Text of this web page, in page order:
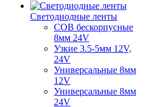
Светодиодные ленты
COB бескорпусные
8мм 24V
Узкие 3.5-5мм 12V,
24V
Универсальные 8мм
12V
Универсальные 8мм
24V